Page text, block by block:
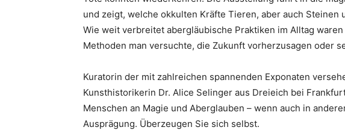
und zeigt, welche okkulten Kräfte Tieren, aber auch Steinen
Wie weit verbreitet abergläubische Praktiken im Alltag
Methoden man versuchte, die Zukunft vorherzusagen oder
Kuratorin der mit zahlreichen spannenden Exponaten
Kunsthistorikerin Dr. Alice Selinger aus Dreieich bei
Menschen an Magie und Aberglauben – wenn auch in
Ausprägung. Überzeugen Sie sich selbst.